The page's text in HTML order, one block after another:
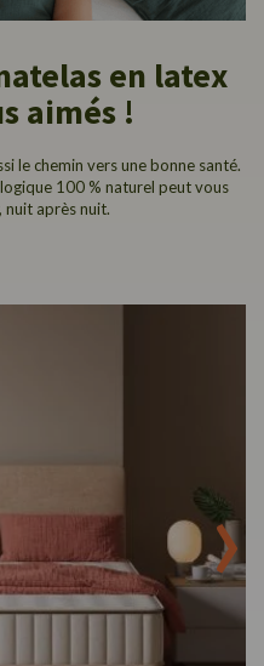
en latex
aimés !
le chemin vers une bonne santé.
100 % naturel peut vous
nuit après nuit.
›